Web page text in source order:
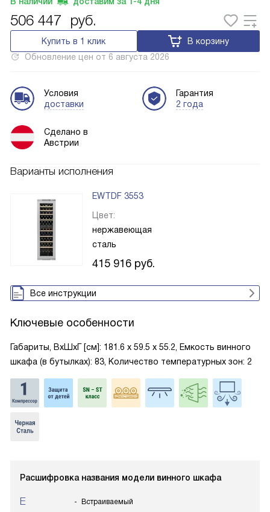
506 447 руб.
Купить в 1 клик
В корзину
Обновление цен от 6 августа 2026
Условия
доставки
Гарантия
2 года
Сделано в
Австрии
Варианты исполнения
EWTDF 3553
Цвет:
нержавеющая
сталь
415 916 руб.
Все инструкции
Ключевые особенности
Габариты, ВxШxГ [см]: 181.6 х 59.5 х 55.2, Емкость винного
шкафа (в бутылках): 83, Количество температурных зон: 2
Расшифровка названия модели винного шкафа
E Встраиваемый